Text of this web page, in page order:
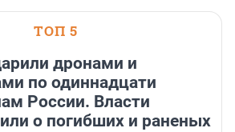
ТОП 5
дронами и
по одиннадцати
России. Власти
о погибших и раненых